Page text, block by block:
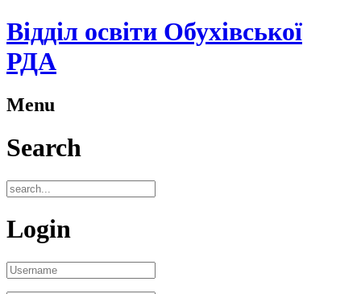
Відділ освіти Обухівської
РДА
Menu
Search
Login